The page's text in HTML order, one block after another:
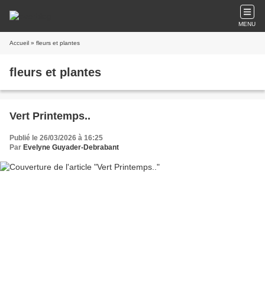
MENU
Accueil » fleurs et plantes
fleurs et plantes
Vert Printemps..
Publié le 26/03/2026 à 16:25
Par Evelyne Guyader-Debrabant